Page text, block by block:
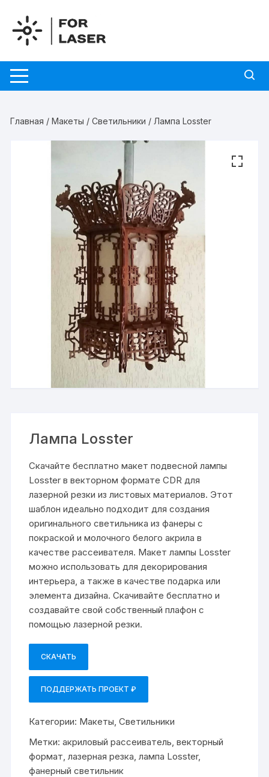
содержимому
Главная /Макеты /Светильники / Лампа Losster
Лампа Losster
Скачайте бесплатно макет подвесной лампы
Losster в векторном формате CDR для
лазерной резки из листовых материалов. Этот
шаблон идеально подходит для создания
оригинального светильника из фанеры с
покраской и молочного белого акрила в
качестве рассеивателя. Макет лампы Losster
можно использовать для декорирования
интерьера, а также в качестве подарка или
элемента дизайна. Скачивайте бесплатно и
создавайте свой собственный плафон с
помощью лазерной резки.
СКАЧАТЬ
ПОДДЕРЖАТЬ ПРОЕКТ ₽
Категории: Макеты ,Светильники
Метки:акриловый рассеиватель ,векторный
формат ,лазерная резка ,лампа Losster,
фанерный светильник